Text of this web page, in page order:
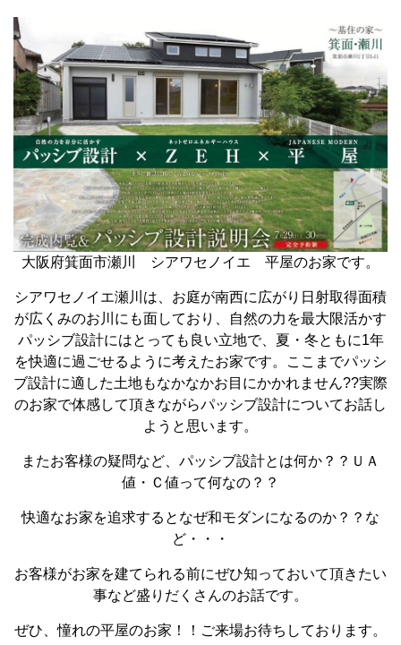
大阪府箕面市瀬川 シアワセノイエ 平屋のお家です。
シアワセノイエ瀬川は、お庭が南西に広がり日射取得面積
が広くみのお川にも面しており、自然の力を最大限活かす
パッシブ設計にはとっても良い立地で、夏・冬ともに1年
を快適に過ごせるように考えたお家です。ここまでパッシ
ブ設計に適した土地もなかなかお目にかかれません??実際
のお家で体感して頂きながらパッシブ設計についてお話し
ようと思います。
またお客様の疑問など、パッシブ設計とは何か？？ＵＡ
値・Ｃ値って何なの？？
快適なお家を追求するとなぜ和モダンになるのか？？な
ど・・・
お客様がお家を建てられる前にぜひ知っておいて頂きたい
事など盛りだくさんのお話です。
ぜひ、憧れの平屋のお家！！ご来場お待ちしております。